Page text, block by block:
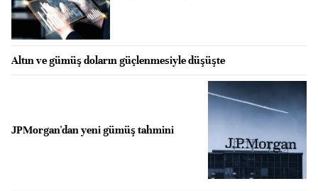
Altın ve gümüş doların güçlenmesiyle düşüşte
JPMorgan'dan yeni gümüş tahmini